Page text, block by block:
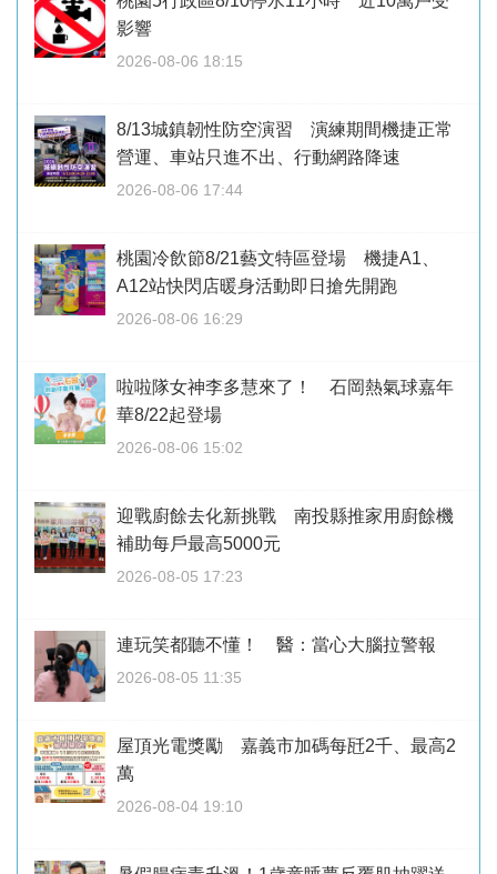
影響
2026-08-06 18:15
8/13城鎮韌性防空演習 演練期間機捷正常
營運、車站只進不出、行動網路降速
2026-08-06 17:44
桃園冷飲節8/21藝文特區登場 機捷A1、
A12站快閃店暖身活動即日搶先開跑
2026-08-06 16:29
啦啦隊女神李多慧來了！ 石岡熱氣球嘉年
華8/22起登場
2026-08-06 15:02
迎戰廚餘去化新挑戰 南投縣推家用廚餘機
補助每戶最高5000元
2026-08-05 17:23
連玩笑都聽不懂！ 醫：當心大腦拉警報
2026-08-05 11:35
屋頂光電獎勵 嘉義市加碼每瓩2千、最高2
萬
2026-08-04 19:10